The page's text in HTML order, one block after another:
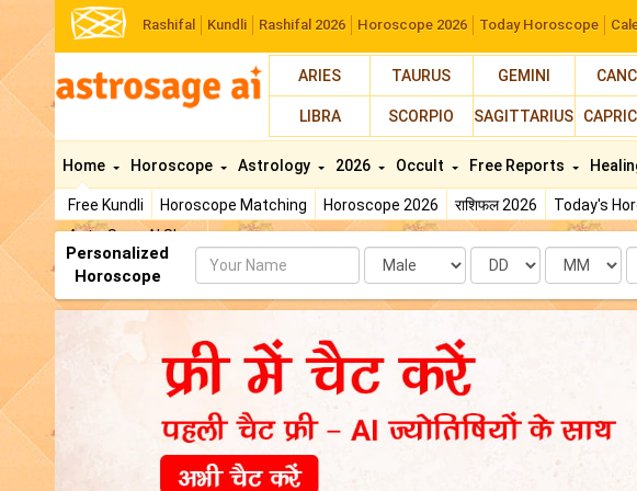
Rashifal Kundli Rashifal 2026 Horoscope 2026 Today Horoscope
ARIES TAURUS GEMINI
LIBRA SCORPIO SAGITTARIUS
Home
Free Kundli Horoscope Matching Horoscope 2026 राशिफल 2026 Today's
AstroSage AI Shop
Horoscope Astrology 2026 Occult Free Reports
Personalized
Horoscope
Name Date Month